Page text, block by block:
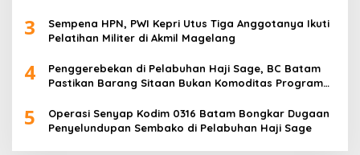
3
Sempena HPN, PWI Kepri Utus Tiga Anggotanya Ikuti
Pelatihan Militer di Akmil Magelang
4
Penggerebekan di Pelabuhan Haji Sage, BC Batam
Pastikan Barang Sitaan Bukan Komoditas Program
5
Operasi Senyap Kodim 0316 Batam Bongkar Dugaan
Penyelundupan Sembako di Pelabuhan Haji Sage